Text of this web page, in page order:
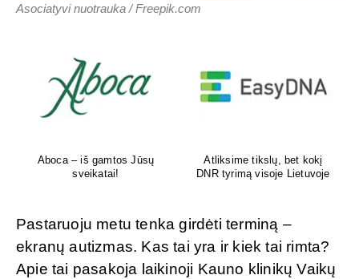
Asociatyvi nuotrauka / Freepik.com
Aboca – iš gamtos Jūsų
sveikatai!
Atliksime tikslų, bet kokį
DNR tyrimą visoje Lietuvoje
Pastaruoju metu tenka girdėti terminą –
ekranų autizmas. Kas tai yra ir kiek tai rimta?
Apie tai pasakoja laikinoji Kauno klinikų Vaikų